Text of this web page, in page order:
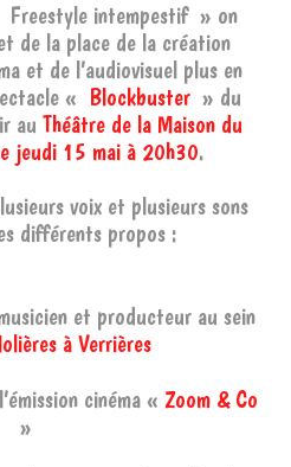
Freestyle intempestif » on
de la place de la création
et de l’audiovisuel plus en
« Blockbuster» du
au Théâtre de la Maison du
jeudi 15 mai à 20h30.
voix et plusieurs sons
différents propos :
et producteur au sein
à Verrières
cinéma « Zoom & Co
»